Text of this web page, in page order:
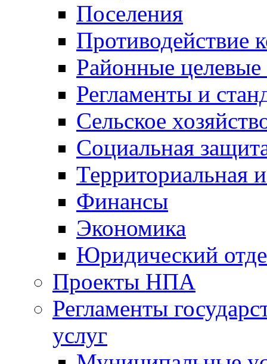
Поселения
Противодействие
Районные
Регламенты и
Сельское
Социальная
Территориальная
Финансы
Экономика
Юридический
Проекты НПА
Регламенты
услуг